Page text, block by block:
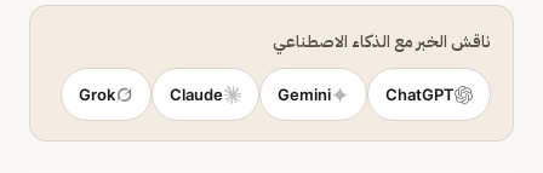
ناقش الخبر مع الذكاء الاصطناعي
ChatGPT
Gemini
Claude
Grok